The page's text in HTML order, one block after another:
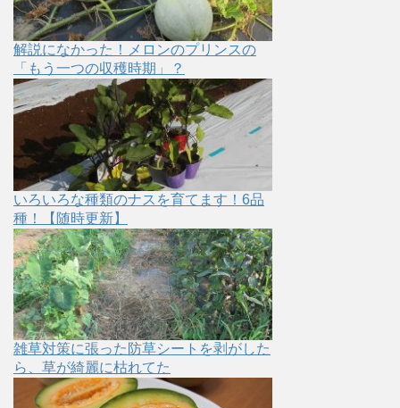
解説になかった！メロンのプリンスの
「もう一つの収穫時期」？
いろいろな種類のナスを育てます！6品
種！【随時更新】
雑草対策に張った防草シートを剥がした
ら、草が綺麗に枯れてた